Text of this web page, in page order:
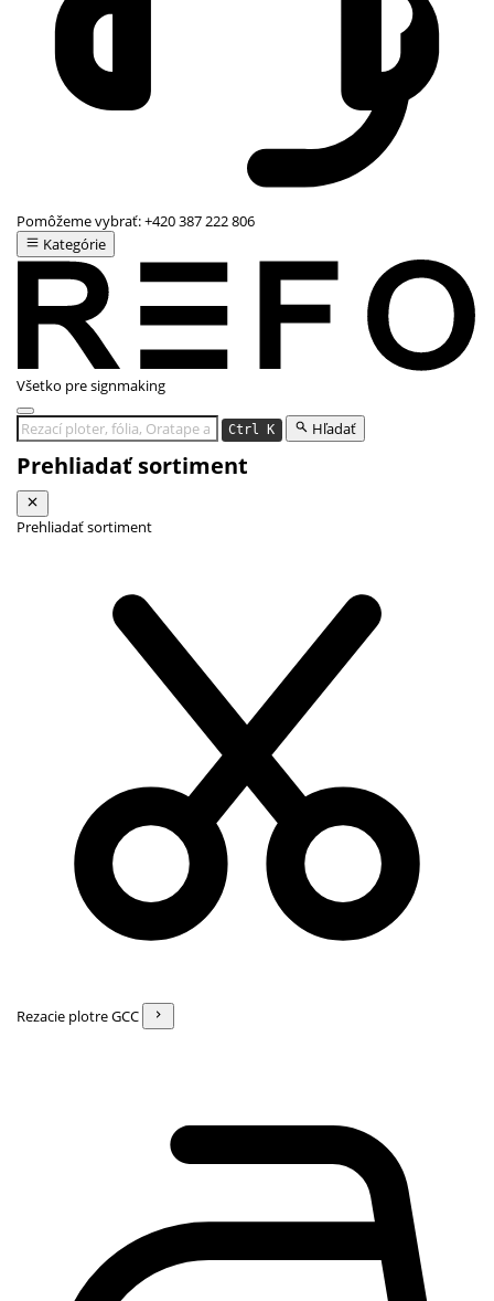
Pomôžeme vybrať:+420 387 222 806
Kategórie
Všetko pre signmaking
Ctrl K Hľadať
Prehliadať sortiment
Prehliadať sortiment
Rezacie plotre GCC